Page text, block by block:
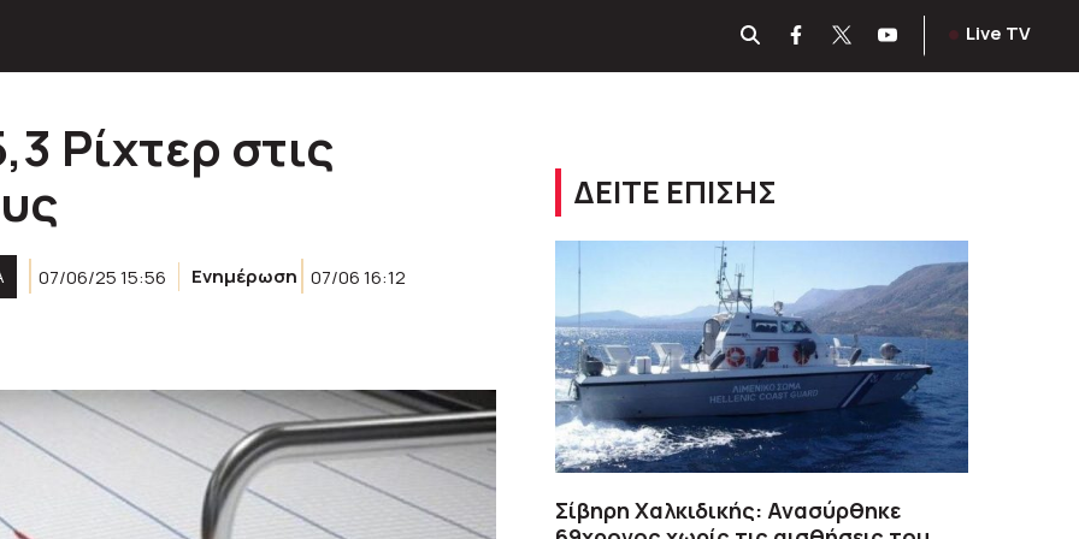
Live TV
Ρίχτερ στις
07/06/25 15:56 Ενημέρωση 07/06 16:12
ΔΕΙΤΕ ΕΠΙΣΗΣ
Σίβηρη Χαλκιδικής: Ανασύρθηκε